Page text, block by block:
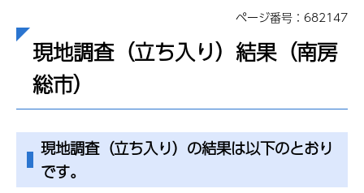
ページ番号：682147
現地調査（立ち入り）結果（南房
総市）
現地調査（立ち入り）の結果は以下のとおり
です。